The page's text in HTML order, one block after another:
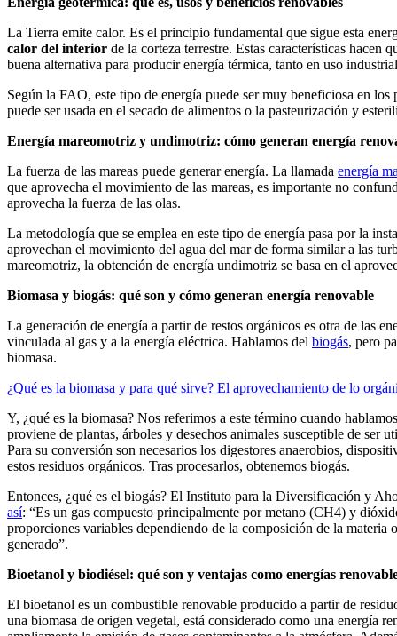
La Tierra emite calor. Es el principio fundamental que sigue esta
calor del interior de la corteza terrestre. Estas características hacen
buena alternativa para producir energía térmica, tanto en uso
Según la FAO, este tipo de energía puede ser muy beneficiosa en los
puede ser usada en el secado de alimentos o la pasteurización y
Energía mareomotriz y undimotriz: cómo generan energía
La fuerza de las mareas puede generar energía. La llamada energía
que aprovecha el movimiento de las mareas, es importante no
aprovecha la fuerza de las olas.
La metodología que se emplea en este tipo de energía pasa por la
aprovechan el movimiento del agua del mar de forma similar a las
mareomotriz, la obtención de energía undimotriz se basa en el
Biomasa y biogás: qué son y cómo generan energía renovable
La generación de energía a partir de restos orgánicos es otra de las
vinculada al gas y a la energía eléctrica. Hablamos del biogás, pero
biomasa.
¿Qué es la biomasa y para qué sirve? El aprovechamiento de lo
Y, ¿qué es la biomasa? Nos referimos a este término cuando
proviene de plantas, árboles y desechos animales susceptible de ser
Para su conversión son necesarios los digestores anaerobios,
estos residuos orgánicos. Tras procesarlos, obtenemos biogás.
Entonces, ¿qué es el biogás? El Instituto para la Diversificación y
así: “Es un gas compuesto principalmente por metano (CH4) y
proporciones variables dependiendo de la composición de la materia
generado”.
Bioetanol y biodiésel: qué son y ventajas como energías
El bioetanol es un combustible renovable producido a partir de
una biomasa de origen vegetal, está considerado como una energía